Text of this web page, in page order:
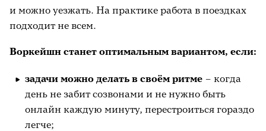
и можно уезжать. На практике работа в поездках
подходит не всем.
Воркейшн станет оптимальным вариантом, если:
задачи можно делать в своём ритме – когда
день не забит созвонами и не нужно быть
онлайн каждую минуту, перестроиться гораздо
легче;